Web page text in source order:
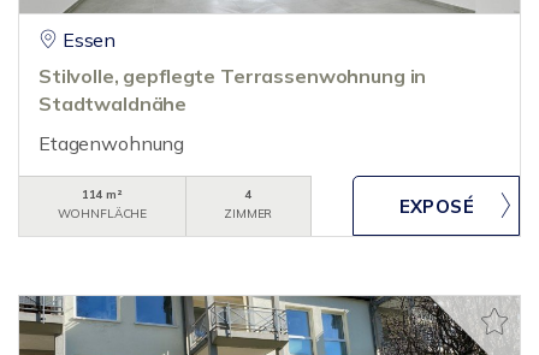
Essen
Stilvolle, gepflegte Terrassenwohnung in
Stadtwaldnähe
Etagenwohnung
114 m²
WOHNFLÄCHE
4
ZIMMER